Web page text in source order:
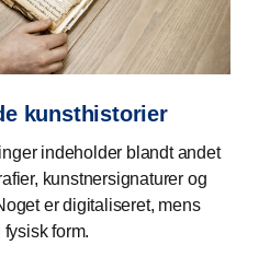
kunsthistorier
indeholder blandt andet
kunstnersignaturer og
er digitaliseret, mens
form.